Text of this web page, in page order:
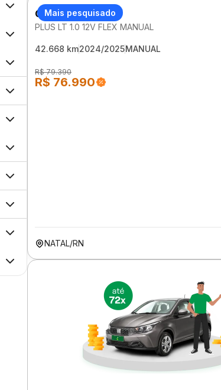
Mais pesquisado
CHEVROLET ONIX
PLUS LT 1.0 12V FLEX MANUAL
42.668 km2024/2025MANUAL
R$ 79.390
R$ 76.990
NATAL/RN